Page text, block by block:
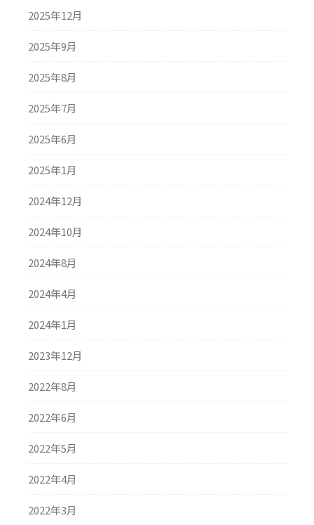
2025年12月
2025年9月
2025年8月
2025年7月
2025年6月
2025年1月
2024年12月
2024年10月
2024年8月
2024年4月
2024年1月
2023年12月
2022年8月
2022年6月
2022年5月
2022年4月
2022年3月